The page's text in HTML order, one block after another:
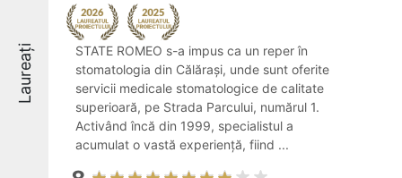
Laureați
STATE ROMEO s-a impus ca un reper în
stomatologia din Călărași, unde sunt oferite
servicii medicale stomatologice de calitate
superioară, pe Strada Parcului, numărul 1.
Activând încă din 1999, specialistul a
acumulat o vastă experiență, fiind ...